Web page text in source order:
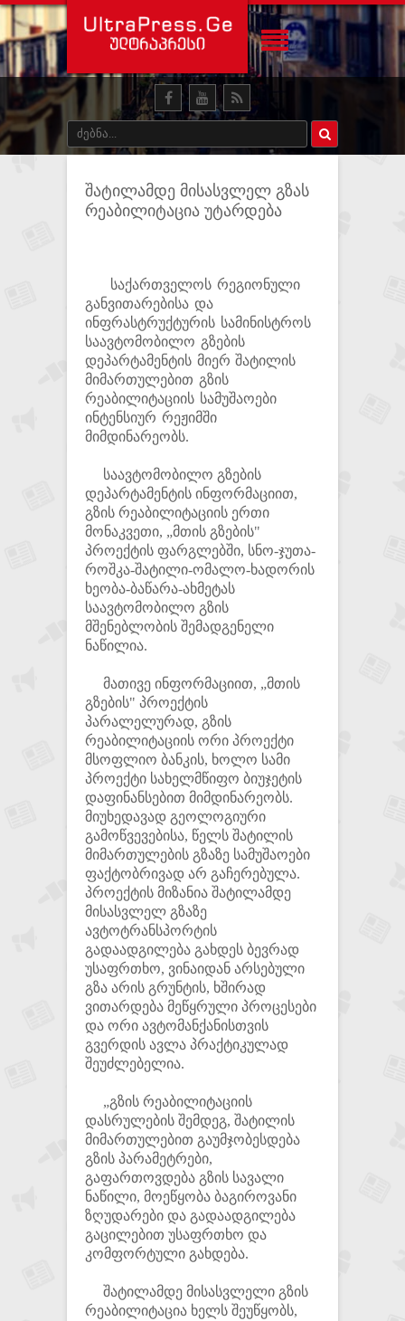
შატილამდე მისასვლელ გზას
რეაბილიტაცია უტარდება
საქართველოს რეგიონული
განვითარებისა და
ინფრასტრუქტურის სამინისტროს
საავტომობილო გზების
დეპარტამენტის მიერ შატილის
მიმართულებით გზის
რეაბილიტაციის სამუშაოები
ინტენსიურ რეჟიმში
მიმდინარეობს.
საავტომობილო გზების
დეპარტამენტის ინფორმაციით,
გზის რეაბილიტაციის ერთი
მონაკვეთი, „მთის გზების"
პროექტის ფარგლებში, სნო-ჯუთა-
როშკა-შატილი-ომალო-ხადორის
ხეობა-ბაწარა-ახმეტას
საავტომობილო გზის
მშენებლობის შემადგენელი
ნაწილია.
მათივე ინფორმაციით, „მთის
გზების" პროექტის
პარალელურად, გზის
რეაბილიტაციის ორი პროექტი
მსოფლიო ბანკის, ხოლო სამი
პროექტი სახელმწიფო ბიუჯეტის
დაფინანსებით მიმდინარეობს.
მიუხედავად გეოლოგიური
გამოწვევებისა, წელს შატილის
მიმართულების გზაზე სამუშაოები
ფაქტობრივად არ გაჩერებულა.
პროექტის მიზანია შატილამდე
მისასვლელ გზაზე
ავტოტრანსპორტის
გადაადგილება გახდეს ბევრად
უსაფრთხო, ვინაიდან არსებული
გზა არის გრუნტის, ხშირად
ვითარდება მეწყრული პროცესები
და ორი ავტომანქანისთვის
გვერდის ავლა პრაქტიკულად
შეუძლებელია.
„გზის რეაბილიტაციის
დასრულების შემდეგ, შატილის
მიმართულებით გაუმჯობესდება
გზის პარამეტრები,
გაფართოვდება გზის სავალი
ნაწილი, მოეწყობა ბაგიროვანი
ზღუდარები და გადაადგილება
გაცილებით უსაფრთხო და
კომფორტული გახდება.
შატილამდე მისასვლელი გზის
რეაბილიტაცია ხელს შეუწყობს,